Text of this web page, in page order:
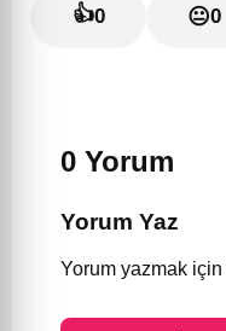
👍0 😐0
0 Yorum
Yorum Yaz
Yorum yazmak için